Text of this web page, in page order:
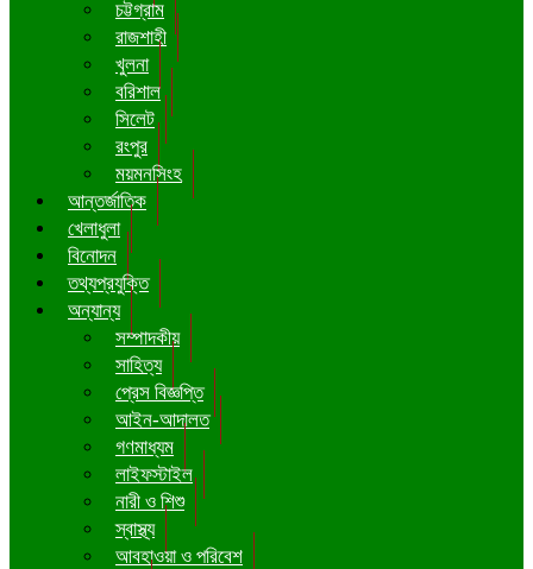
চট্টগ্রাম
রাজশাহী
খুলনা
বরিশাল
সিলেট
রংপুর
ময়মনসিংহ
আন্তর্জাতিক
খেলাধুলা
বিনোদন
তথ্যপ্রযুক্তি
অন্যান্য
সম্পাদকীয়
সাহিত্য
প্রেস বিজ্ঞপ্তি
আইন-আদালত
গণমাধ্যম
লাইফস্টাইল
নারী ও শিশু
স্বাস্থ্য
আবহাওয়া ও পরিবেশ